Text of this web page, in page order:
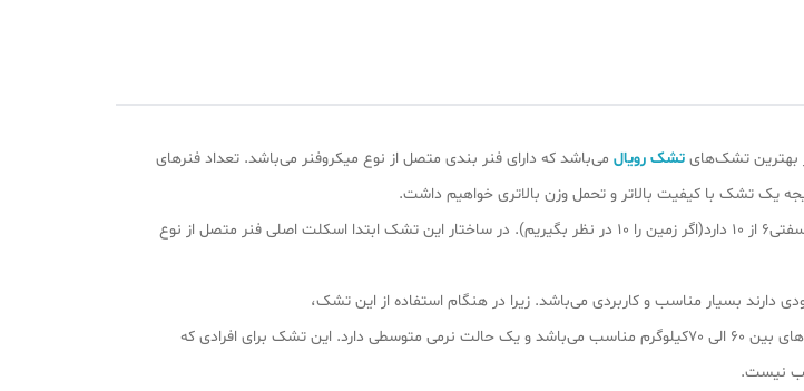
تشک رویال می‌باشد که دارای فنر بندی متصل از نوع میکروفنر می‌باشد. تعداد فنرهای
یک تشک با کیفیت بالاتر و تحمل وزن بالاتری خواهیم داشت.
میزان سفتی تشک هم از تشک‎‌های فنر متصل معمولی بیشتر می‌باشد. این تشک درجه سفتی6 از 10 دارد(اگر زمین را 10 در نظر بگیریم). در ساختار این تشک ابتدا اسکلت اصلی فنر متصل از نوع
بسیار مناسب و کاربردی می‌باشد. زیرا در هنگام استفاده از این تشک،
تشک رویال یکی از باکیفیت ترین تشک‌های شرکت رویال می‌باشد. این تشک برای وزن های بین 60 الی 70کیلوگرم مناسب می‌باشد و یک حالت نرمی متوسطی دارد. این تشک برای افرادی که
نیست.